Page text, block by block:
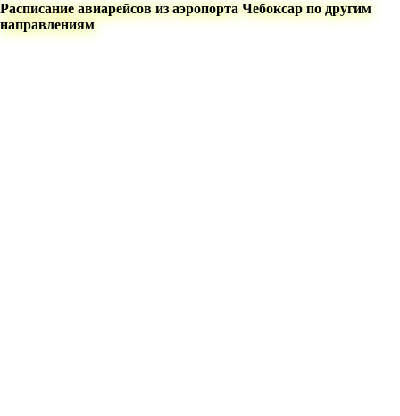
Расписание авиарейсов из аэропорта Чебоксар по другим
направлениям